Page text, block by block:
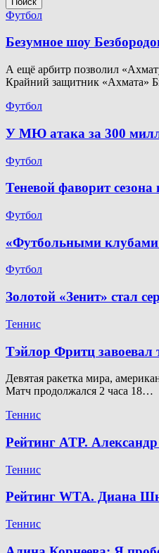
Футбол
Безумное шоу
А ещё арбитр позволил
Крайний защитник «Ахмата»
Футбол
У МЮ атака за 300
Футбол
Теневой фаворит
Футбол
«Футбольными клубами
Футбол
Золотой «Зенит» стал
Теннис
Тэйлор Фритц завоевал
Девятая ракетка мира,
Матч продолжался 2 часа 18…
Теннис
Рейтинг ATP.
Теннис
Рейтинг WTA. Диана
Теннис